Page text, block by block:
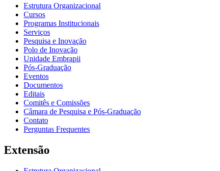
Estrutura Organizacional
Cursos
Programas Institucionais
Serviços
Pesquisa e Inovação
Polo de Inovação
Unidade Embrapii
Pós-Graduação
Eventos
Documentos
Editais
Comitês e Comissões
Câmara de Pesquisa e Pós-Graduação
Contato
Perguntas Frequentes
Extensão